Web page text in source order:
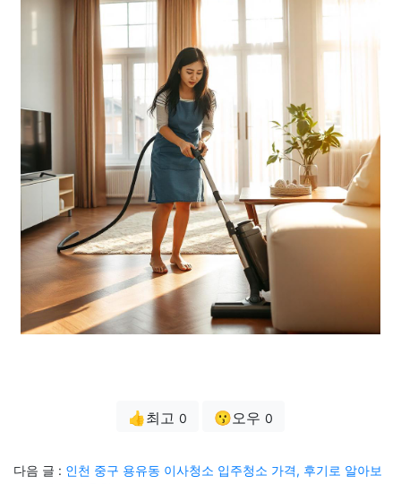
👍최고 0 😗오우 0
다음 글 : 인천 중구 용유동 이사청소 입주청소 가격, 후기로 알아보